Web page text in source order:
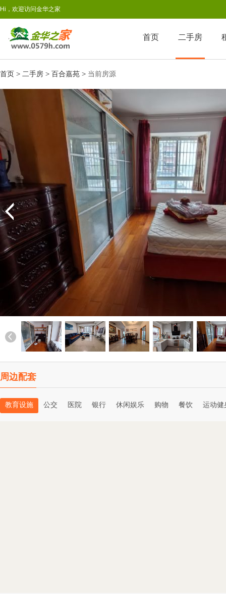
Hi，欢迎访问金华之家
首页 二手房
首页 > 二手房 > 百合嘉苑 > 当前房源
周边配套
教育设施 公交 医院 银行 休闲娱乐 购物 餐饮 运动健